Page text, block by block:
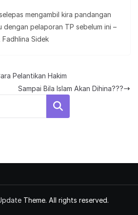
mengambil kira pandangan
dengan pelaporan TP sebelum ini –
Sidek
Pelantikan Hakim
Sampai Bila Islam Akan Dihina???
Search
Theme. All rights reserved.